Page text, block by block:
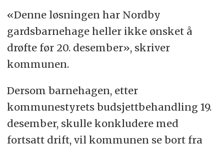
«Denne løsningen har Nordby
gardsbarnehage heller ikke ønsket å
drøfte før 20. desember», skriver
kommunen.
Dersom barnehagen, etter
kommunestyrets budsjettbehandling 19.
desember, skulle konkludere med
fortsatt drift, vil kommunen se bort fra